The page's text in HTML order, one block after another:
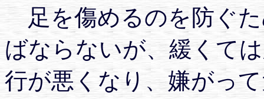
足を傷めるのを防ぐた
ばならないが、緩くて
行が悪くなり、嫌がっ